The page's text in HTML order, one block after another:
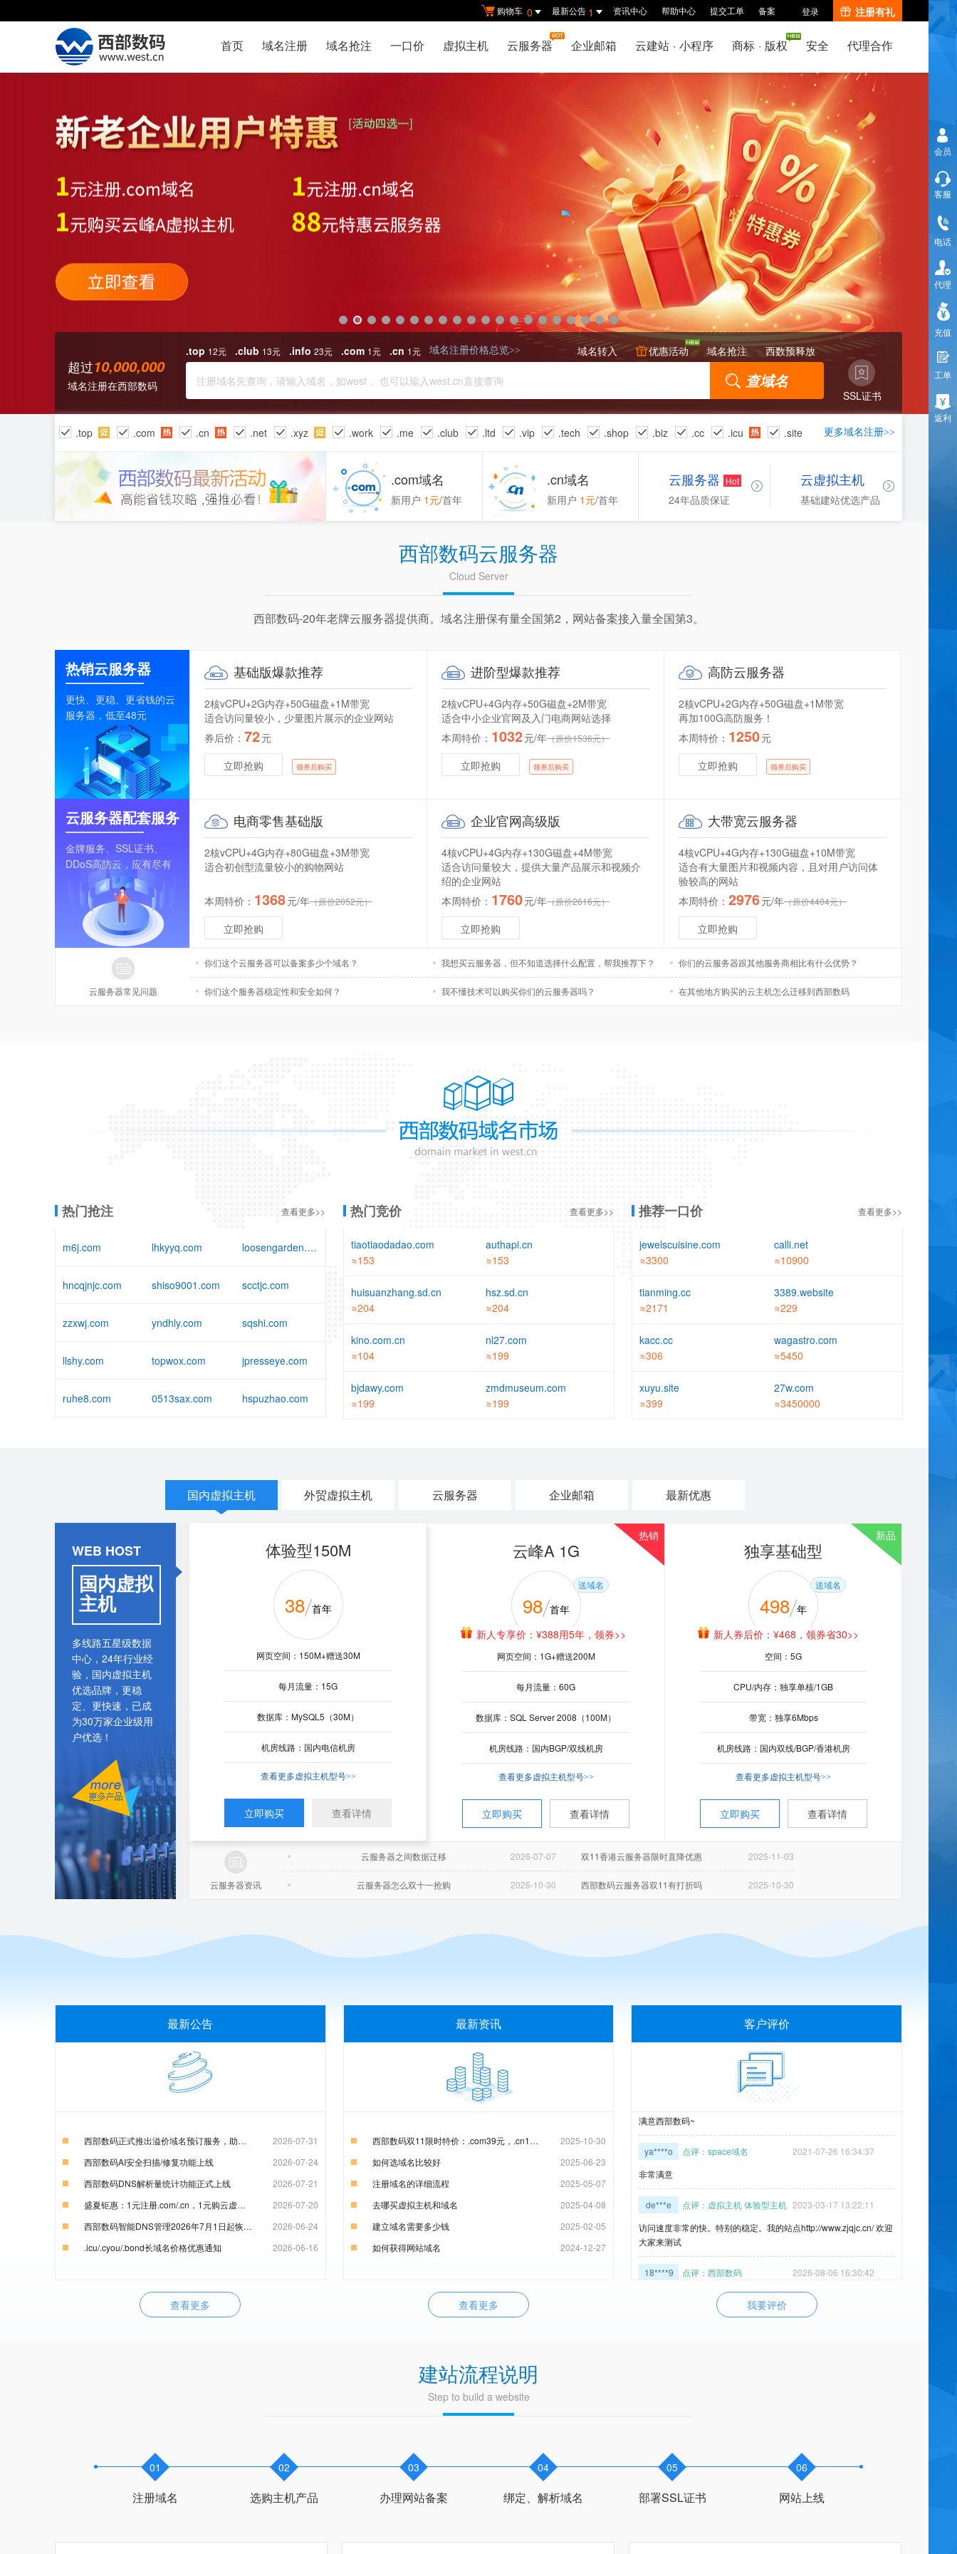
购物车 0 最新公告 1 资讯中心 帮助中心 提交工单 备案 登录 注册有礼
首页 域名注册 域名抢注 一口价 虚拟主机 云服务器 企业邮箱 云建站 · 小程序 商标 · 版权 安全 代理合作
超过10,000,000
域名注册在西部数码
.top 12元 .club 13元 .info 23元 .com 1元 .cn 1元 域名注册价格总览>> 西数预释放
域名抢注
优惠活动
域名转入
SSL证书
.top .com .cn .net .xyz .work .me .club .ltd .vip .tech .shop .biz .cc .icu
.site
.co
.xin
更多域名注册>>
.com域名
新用户 1元/首年
.cn域名
新用户 1元/首年
云服务器 Hot
24年品质保证
云虚拟主机
基础建站优选产品
西部数码云服务器
Cloud Server
西部数码-20年老牌云服务器提供商。域名注册保有量全国第2，网站备案接入量全国第3。
热销云服务器
更快、更稳、更省钱的云
服务器，低至48元
基础版爆款推荐
2核vCPU+2G内存+50G磁盘+1M带宽
适合访问量较小，少量图片展示的企业网站
券后价： 72元
立即抢购
领券后购买
进阶型爆款推荐
2核vCPU+4G内存+50G磁盘+2M带宽
适合中小企业官网及入门电商网站选择
本周特价： 1032元/年（原价1536元）
立即抢购 领券后购买
高防云服务器
2核vCPU+2G内存+50G磁盘+1M带宽
再加100G高防服务！
本周特价： 1250元
立即抢购
领券后购买
云服务器配套服务
金牌服务、SSL证书、
DDoS高防云，应有尽有
电商零售基础版
2核vCPU+4G内存+80G磁盘+3M带宽
适合初创型流量较小的购物网站
本周特价： 1368元/年（原价2052元）
立即抢购
企业官网高级版
4核vCPU+4G内存+130G磁盘+4M带宽
适合访问量较大，提供大量产品展示和视频介
绍的企业网站
本周特价： 1760元/年（原价2616元）
立即抢购
大带宽云服务器
4核vCPU+4G内存+130G磁盘+10M带宽
适合有大量图片和视频内容，且对用户访问体
验较高的网站
本周特价： 2976元/年（原价4404元）
立即抢购
云服务器常见问题
你们这个云服务器可以备案多少个域名？ 我想买云服务器，但不知道选择什么配置，帮我推荐下？ 你们的云服务器跟其他服务商相比有什么优势？
你们这个服务器稳定性和安全如何？ 我不懂技术可以购买你们的云服务器吗？ 在其他地方购买的云主机怎么迁移到西部数码
热门抢注 查看更多>>
m6j.com lhkyyq.com loosengarden.com
hncqjnjc.com shiso9001.com scctjc.com
zzxwj.com yndhly.com sqshi.com
llshy.com topwox.com jpresseye.com
ruhe8.com 0513sax.com hspuzhao.com
热门竞价 查看更多>>
tiaotiaodadao.com
≈153
authapi.cn
≈153
huisuanzhang.sd.cn
≈204
hsz.sd.cn
≈204
kino.com.cn
≈104
nl27.com
≈199
bjdawy.com
≈199
zmdmuseum.com
≈199
推荐一口价 查看更多>>
jewelscuisine.com
≈3300
calli.net
≈10900
tianming.cc
≈2171
3389.website
≈229
kacc.cc
≈306
wagastro.com
≈5450
xuyu.site
≈399
27w.com
≈3450000
国内虚拟主机 外贸虚拟主机 云服务器 企业邮箱 最新优惠
WEB HOST
国内虚拟
主机
多线路五星级数据
中心，24年行业经
验，国内虚拟主机
优选品牌，更稳
定、更快速，已成
为30万家企业级用
户优选！
体验型150M
38 首年
网页空间：150M+赠送30M
每月流量：15G
数据库：MySQL5（30M）
机房线路：国内电信机房
查看更多虚拟主机型号>>
立即购买 查看详情
热销
云峰A 1G
98 首年
送域名
新人专享价：¥388用5年，领券>>
网页空间：1G+赠送200M
每月流量：60G
数据库：SQL Server 2008（100M）
机房线路：国内BGP/双线机房
查看更多虚拟主机型号>>
立即购买 查看详情
新品
独享基础型
498 年
送域名
新人券后价：¥468，领券省30>>
空间：5G
CPU/内存：独享单核/1GB
带宽：独享6Mbps
机房线路：国内双线/BGP/香港机房
查看更多虚拟主机型号>>
立即购买 查看详情
云服务器资讯
2026-07-07
云服务器之间数据迁移 2025-11-03
双11香港云服务器限时直降优惠
2025-10-30
云服务器怎么双十一抢购 2025-10-30
西部数码云服务器双11有打折吗
香港体验型 200M
188 年
网页空间：200M+赠送40M
每月流量：10G
数据库：MySQL5（50M）
机房线路：港台机房
查看更多虚拟主机型号>>
立即购买 查看详情
热销
香港入门型 1G
288 年
送域名
新人券后价：¥268，领券省20>>
网页空间：1G+赠送200M
每月流量：20G
数据库：SQL Server 2008（50M）
机房线路：港台机房
查看更多虚拟主机型号>>
立即购买 查看详情
美国入门型 600M
298 年
送域名
新人券后价：¥278，领券省20>>
网页空间：600M+赠送120M
每月流量：20G
数据库：MySQL5（100M）
机房线路：美国机房
查看更多虚拟主机型号>>
立即购买 查看详情
2026-07-07
云服务器之间数据迁移 2025-11-03
双11香港云服务器限时直降优惠
2025-10-30
云服务器怎么双十一抢购 2025-10-30
西部数码云服务器双11有打折吗
入门型云服务器
¥99 月
硬盘：
80G(高性能云盘)
立即购买 查看详情
热销
标准型云服务器
¥153 月
硬盘：
110G(高性能云盘)
立即购买 查看详情
商务型云服务器
261
InterXeon4核
硬盘：
130G(高性能云盘)
立即购买 查看详情
2026-07-07
云服务器之间数据迁移 2025-11-03
双11香港云服务器限时直降优惠
2025-10-30
云服务器怎么双十一抢购 2025-10-30
西部数码云服务器双11有打折吗
云邮企业邮箱
企业网盘：1G*用户数
中转站：50G
个人网盘：5G/用户
无限邮箱容量，海量存储
无限组织建构，支持群邮件
用云邮小程序，随时随地办公
300
EDM邮件营销
测试发送：支持
邮件审批：支持
API接口：支持
触发器发送：支持
智能发垃圾算法，保障邮件送达率
精准分析报表，实现自动化营销
实时数据报告，轻松了解发送情况
0.017
云邮免费演示版
云笔记：支持
多彩便签：支持
工作报告：支持
提供售前专业技术咨询
售后团队第一时间响应
资深运维工程师全程协助
免费体验
2026-07-07
云服务器之间数据迁移 2025-11-03
双11香港云服务器限时直降优惠
2025-10-30
云服务器怎么双十一抢购 2025-10-30
西部数码云服务器双11有打折吗
2026-07-07
云服务器之间数据迁移 2025-11-03
双11香港云服务器限时直降优惠
2025-10-30
云服务器怎么双十一抢购 2025-10-30
西部数码云服务器双11有打折吗
最新公告
西部数码正式推出溢价域名预订服务，助力企业锁定优质数字资产
2026-07-31
西部数码AI安全扫描/修复功能上线
2026-07-24
西部数码DNS解析量统计功能正式上线
2026-07-21
盛夏钜惠：1元注册.com/.cn，1元购云虚机，云服务器特惠99元！
2026-07-20
西部数码智能DNS管理2026年7月1日起恢复收费通知
2026-06-24
.icu/.cyou/.bond长域名价格优惠通知
2026-06-16
查看更多
最新资讯
西部数码双11限时特价：.com39元，.cn15元
2025-10-30
如何选域名比较好
2025-06-23
注册域名的详细流程
2025-05-07
去哪买虚拟主机和域名
2025-04-08
建立域名需要多少钱
2025-02-05
如何获得网站域名
2024-12-27
查看更多
客户评价
不错。服务热情 解决问题很快 给你加个鸡腿
点评：虚拟主机 云峰A型
2021-03-14 17:31:45
非常满意 ，新升级的 云峰A级，速度真快! 1200M 比之前的 LinuxA
点评：fun域名
满意西部数码~
点评：space域名
2021-07-26 16:34:37
非常满意
非常满意
Di****H 点评：西部数码
2026-08-04 10:25:42
j***j
2026-08-02 17:53:42
问题很快
非常满意 服务热情 解决问题很快
非常满意 服务热情 声音甜美 专业给力 耐心细致 技术大神 解决问题
xi****g 点评：虚拟主机 美国钻石型 2026-07-08 14:43:00
点评：虚拟主机 体验型主机 2025-06-14 12:09:07
点评：虚拟主机 体验型主机 2022-07-16 13:41:26
非常满意 服务热情 声音甜美 专业给力 耐心细致 技术大神 解决问题
点评：西部数码
2026-08-06 16:15:58
非常满意 服务热情 专业给力 耐心细致 技术大神 解决问题很快 给你
2021-12-26 09:54:23
非常满意 ，新升级的 云峰A级，速度真快! 1200M 比之前的 LinuxA
2021-02-04 11:25:45
ya****o 点评：space域名
2021-07-26 16:34:37
非常满意
de***e 点评：虚拟主机 体验型主机 2023-03-17 13:22:11
访问速度非常的快。特别的稳定。我的站点http://www.zjqjc.cn/ 欢迎
大家来测试
18****9 点评：西部数码
2026-08-06 16:30:42
非常满意
点评：西部数码
2026-08-02 17:23:36
j***j 点评：西部数码
2026-08-02 17:53:42
非常满意 耐心细致 服务热情 声音甜美 专业给力 给你加个鸡腿 解决
问题很快
我要评价
建站流程说明
Step to build a website
01
注册域名
02
选购主机产品
03
办理网站备案
04
绑定、解析域名
05
部署SSL证书
06
网站上线
会员
客服
电话
代理
充值
工单
返利